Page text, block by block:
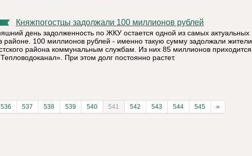
Княжпогостцы задолжали 100 миллионов рублей
день задолженность по ЖКУ остается одной из самых актуальных
районе. 100 миллионов рублей - именно такую сумму задолжали жители
района коммунальным службам. Из них 85 миллионов приходится
При этом долг постоянно растет.
536 537 538 539 540 541 542 543 544 545 »